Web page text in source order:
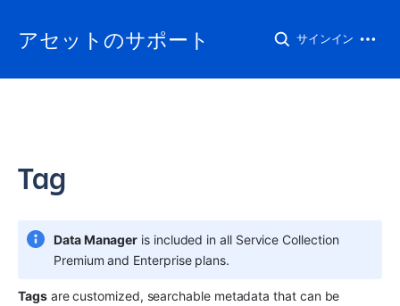
アセットのサポート サインイン
Tag
Data Manager is included in all Service Collection
Premium and Enterprise plans.
Tags are customized, searchable metadata that can be